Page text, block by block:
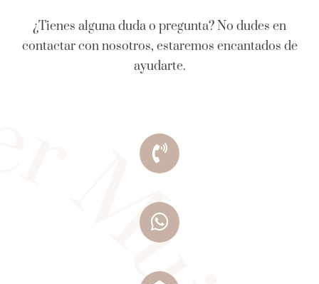
¿Tienes alguna duda o pregunta? No dudes en
contactar con nosotros, estaremos encantados de
ayudarte.